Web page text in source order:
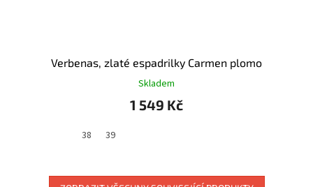
Verbenas, zlaté espadrilky Carmen plomo
Skladem
1 549 Kč
38 39